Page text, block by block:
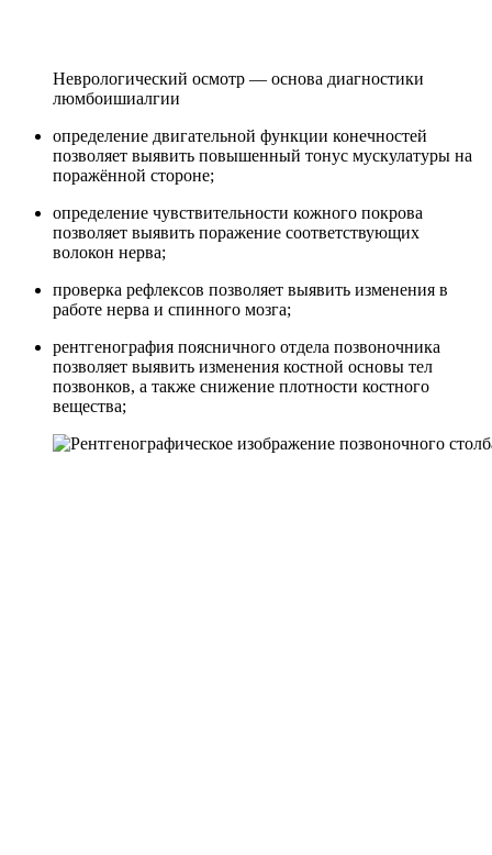
Неврологический осмотр — основа диагностики
люмбоишиалгии
определение двигательной функции конечностей
позволяет выявить повышенный тонус мускулатуры на
поражённой стороне;
определение чувствительности кожного покрова
позволяет выявить поражение соответствующих
волокон нерва;
проверка рефлексов позволяет выявить изменения в
работе нерва и спинного мозга;
рентгенография поясничного отдела позвоночника
позволяет выявить изменения костной основы тел
позвонков, а также снижение плотности костного
вещества;